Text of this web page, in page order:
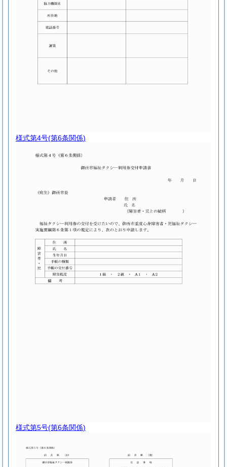
様式第4号(第6条関係)
様式第5号(第6条関係)